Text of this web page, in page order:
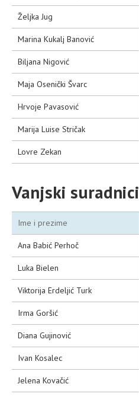
Željka Jug
Marina Kukalj Banović
Biljana Nigović
Maja Osenički Švarc
Hrvoje Pavasović
Marija Luise Stričak
Lovre Zekan
Vanjski suradnici
Ime i prezime
Ana Babić Perhoč
Luka Bielen
Viktorija Erdeljić Turk
Irma Goršić
Diana Gujinović
Ivan Kosalec
Jelena Kovačić